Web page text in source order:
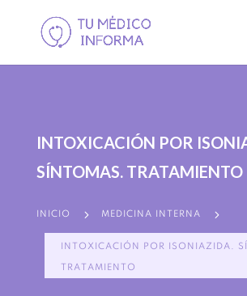
INTOXICACIÓN POR
SÍNTOMAS. TRATAMIENTO
INICIO 5 MEDICINA INTERNA 5
INTOXICACIÓN POR ISONIAZIDA.
TRATAMIENTO